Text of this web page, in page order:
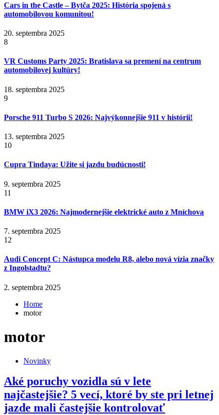
Cars in the Castle – Bytča 2025: História spojená s
automobilovou komunitou!
20. septembra 2025
8
VR Customs Party 2025: Bratislava sa premení na centrum
automobilovej kultúry!
18. septembra 2025
9
Porsche 911 Turbo S 2026: Najvýkonnejšie 911 v histórii!
13. septembra 2025
10
Cupra Tindaya: Užite si jazdu budúcnosti!
9. septembra 2025
11
BMW iX3 2026: Najmodernejšie elektrické auto z Mníchova
7. septembra 2025
12
Audi Concept C: Nástupca modelu R8, alebo nová vízia značky
z Ingolstadtu?
2. septembra 2025
Home
motor
motor
Novinky
Aké poruchy vozidla sú v lete
najčastejšie? 5 vecí, ktoré by ste pri letnej
jazde mali častejšie kontrolovať